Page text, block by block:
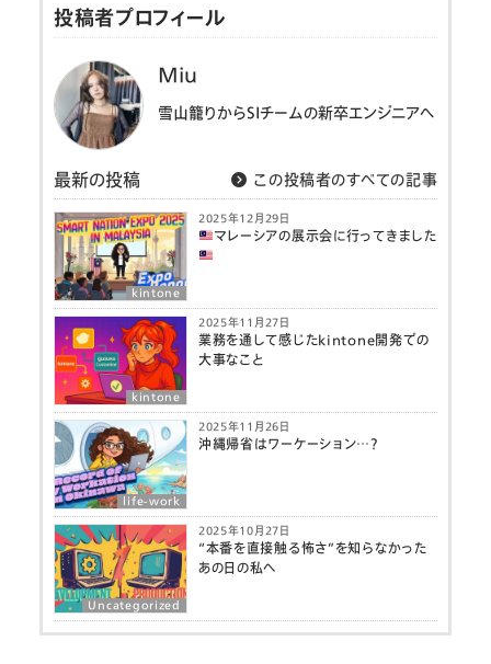
投稿者プロフィール
Miu
雪山籠りからSIチームの新卒エンジニアへ
最新の投稿 この投稿者のすべての記事
kintone
2025年12月29日
マレーシアの展示会に行ってきました
kintone
2025年11月27日
業務を通して感じたkintone開発での
大事なこと
life-work
2025年11月26日
沖縄帰省はワーケーション…？
Uncategorized
2025年10月27日
“本番を直接触る怖さ”を知らなかった
あの日の私へ